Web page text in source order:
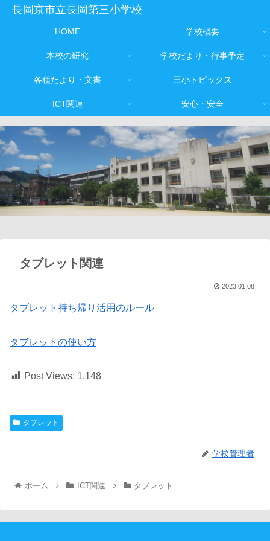
長岡京市立長岡第三小学校
HOME 学校概要
本校の研究 学校だより・行事予定
各種たより・文書 三小トピックス
ICT関連 安心・安全
タブレット関連
2023.01.08
タブレット持ち帰り活用のルール
タブレットの使い方
Post Views: 1,148
タブレット
学校管理者
ホーム ICT関連 タブレット